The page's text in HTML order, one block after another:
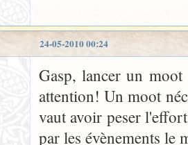
24-05-2010 00:24
Gasp, lancer un
attention! Un moot
vaut avoir peser
par les évènements le